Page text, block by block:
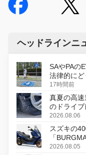
ヘッドラインニ
SAやPAの
法律的にど
17時間前
真夏の高
のドライ
2026.08.06
スズキの
「
変更し、8
2026.08.05